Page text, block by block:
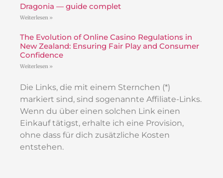
Dragonia — guide complet
Weiterlesen »
The Evolution of Online Casino Regulations in
New Zealand: Ensuring Fair Play and Consumer
Confidence
Weiterlesen »
Die Links, die mit einem Sternchen (*)
markiert sind, sind sogenannte Affiliate-Links.
Wenn du über einen solchen Link einen
Einkauf tätigst, erhalte ich eine Provision,
ohne dass für dich zusätzliche Kosten
entstehen.